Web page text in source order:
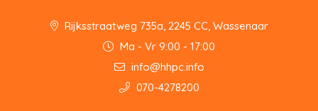
Rijksstraatweg 735a, 2245 CC, Wassenaar
Ma - Vr 9:00 - 17:00
info@hhpc.info
070-4278200